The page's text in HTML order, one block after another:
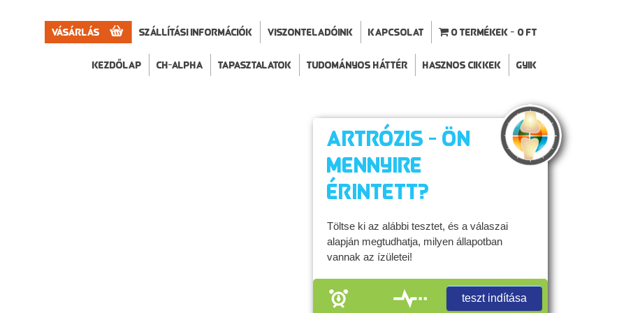
Vásárlás Szállítási információk VISZONTELADÓINK Kapcsolat 0 termékek 0 Ft
Kezdőlap CH-Alpha Tapasztalatok Tudományos háttér Hasznos cikkek GYIK
Artrózis - Ön
mennyire
érintett?
Töltse ki az alábbi tesztet, és a válaszai
alapján megtudhatja, milyen állapotban
vannak az ízületei!
teszt indítása